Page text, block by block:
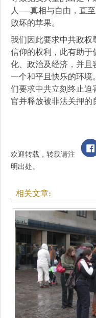
人──真相与自由，直
败坏的苹果。
我们因此要求中共政
信仰的权利，此有助于
化、政治及经济，并且
一个和平且快乐的环
们要求中共立刻终止迫
官并释放被非法关押的
欢迎转载，转载请注
明出处。
相关文章: